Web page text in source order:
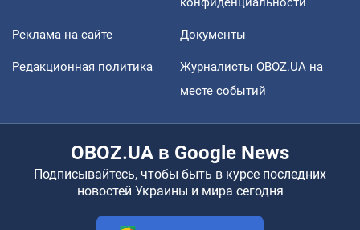
Реклама на сайте Документы
Редакционная политика
Журналисты OBOZ.UA на
месте событий
OBOZ.UA в Google News
Подписывайтесь, чтобы быть в курсе последних
новостей Украины и мира сегодня